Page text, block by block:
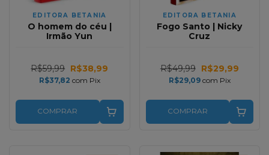
EDITORA BETANIA
O homem do céu |
Irmão Yun
R$59,99 R$38,99
R$37,82 com Pix
COMPRAR
EDITORA BETANIA
Fogo Santo | Nicky
Cruz
R$49,99 R$29,99
R$29,09 com Pix
COMPRAR